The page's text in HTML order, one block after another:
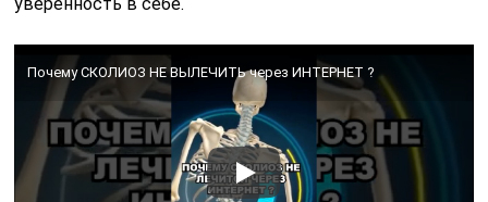
Почему СКОЛИОЗ НЕ ВЫЛЕЧИТЬ через ИНТЕРНЕТ ?